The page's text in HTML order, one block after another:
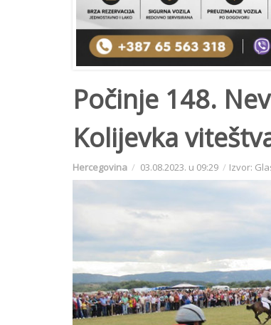
Počinje 148.
Kolijevka
Hercegovina 03.08.2023. u 09:29 Izvor: